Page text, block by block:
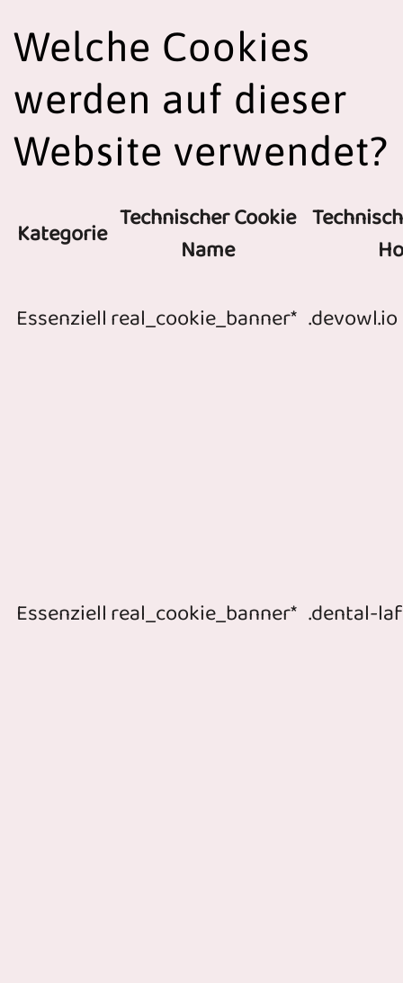
Welche Cookies
werden auf dieser
Website verwendet?
Kategorie Technischer Cookie
Name
Essenziellreal_cookie_banner* .devowl.io
Essenziellreal_cookie_banner* .dental-